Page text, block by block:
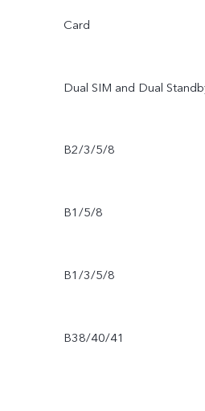
SHAPING, AI PORTRAIT
HDR, FACE BEAUTY,
VOICE CONTROL,
Card
Dual SIM and Dual
B2/3/5/8
B1/5/8
B1/3/5/8
B38/40/41